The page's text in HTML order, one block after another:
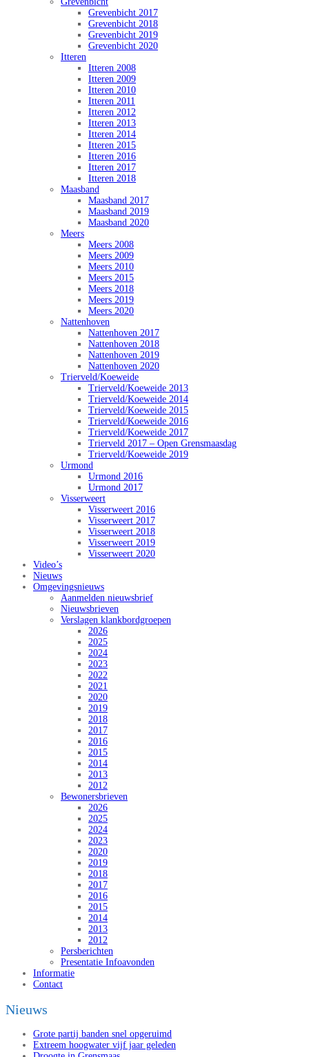
Grevenbicht 2017
Grevenbicht 2018
Grevenbicht 2019
Grevenbicht 2020
Itteren
Itteren 2008
Itteren 2009
Itteren 2010
Itteren 2011
Itteren 2012
Itteren 2013
Itteren 2014
Itteren 2015
Itteren 2016
Itteren 2017
Itteren 2018
Maasband
Maasband 2017
Maasband 2019
Maasband 2020
Meers
Meers 2008
Meers 2009
Meers 2010
Meers 2015
Meers 2018
Meers 2019
Meers 2020
Nattenhoven
Nattenhoven 2017
Nattenhoven 2018
Nattenhoven 2019
Nattenhoven 2020
Trierveld/Koeweide
Trierveld/Koeweide 2013
Trierveld/Koeweide 2014
Trierveld/Koeweide 2015
Trierveld/Koeweide 2016
Trierveld/Koeweide 2017
Trierveld 2017 – Open Grensmaasdag
Trierveld/Koeweide 2019
Urmond
Urmond 2016
Urmond 2017
Visserweert
Visserweert 2016
Visserweert 2017
Visserweert 2018
Visserweert 2019
Visserweert 2020
Video’s
Nieuws
Omgevingsnieuws
Aanmelden nieuwsbrief
Nieuwsbrieven
Verslagen klankbordgroepen
2026
2025
2024
2023
2022
2021
2020
2019
2018
2017
2016
2015
2014
2013
2012
Bewonersbrieven
2026
2025
2024
2023
2020
2019
2018
2017
2016
2015
2014
2013
2012
Persberichten
Presentatie Infoavonden
Informatie
Contact
Nieuws
Grote partij banden snel opgeruimd
Extreem hoogwater vijf jaar geleden